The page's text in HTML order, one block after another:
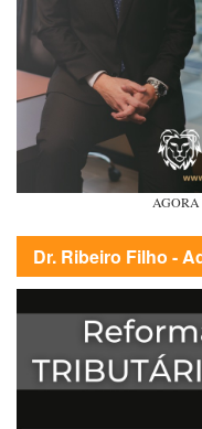
Dr. Ribeiro Filho -